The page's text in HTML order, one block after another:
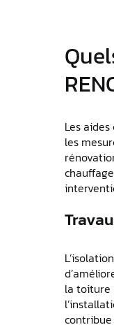
Les
les
la toiture